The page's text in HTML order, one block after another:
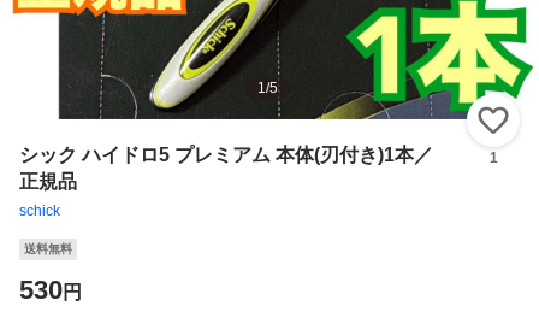
1/5
シック ハイドロ5 プレミアム 本体(刃付き)1本／
正規品
schick
1
送料無料
530円